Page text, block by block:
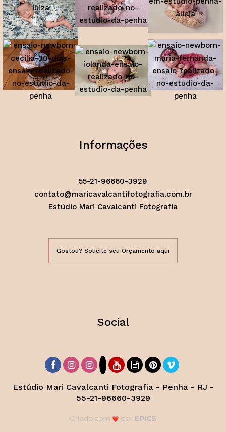
Informações
55-21-96660-3929
contato@maricavalcantifotografia.com.br
Estúdio Mari Cavalcanti Fotografia
Gostou? Solicite seu Orçamento aqui
Social
Estúdio Mari Cavalcanti Fotografia - Penha - RJ -
55-21-96660-3929